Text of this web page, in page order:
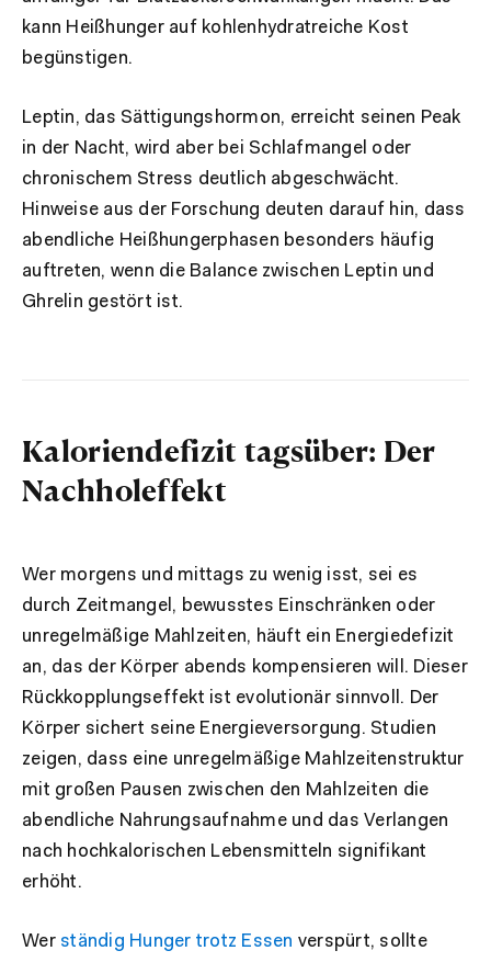
kann Heißhunger auf kohlenhydratreiche Kost
begünstigen.
Leptin, das Sättigungshormon, erreicht seinen Peak
in der Nacht, wird aber bei Schlafmangel oder
chronischem Stress deutlich abgeschwächt.
Hinweise aus der Forschung deuten darauf hin, dass
abendliche Heißhungerphasen besonders häufig
auftreten, wenn die Balance zwischen Leptin und
Ghrelin gestört ist.
Kaloriendefizit tagsüber: Der
Nachholeffekt
Wer morgens und mittags zu wenig isst, sei es
durch Zeitmangel, bewusstes Einschränken oder
unregelmäßige Mahlzeiten, häuft ein Energiedefizit
an, das der Körper abends kompensieren will. Dieser
Rückkopplungseffekt ist evolutionär sinnvoll. Der
Körper sichert seine Energieversorgung. Studien
zeigen, dass eine unregelmäßige Mahlzeitenstruktur
mit großen Pausen zwischen den Mahlzeiten die
abendliche Nahrungsaufnahme und das Verlangen
nach hochkalorischen Lebensmitteln signifikant
erhöht.
Wer ständig Hunger trotz Essen verspürt, sollte